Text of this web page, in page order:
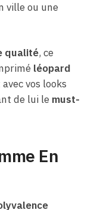
ville ou une
qualité, ce
léopard
vos looks
de lui le must-
En